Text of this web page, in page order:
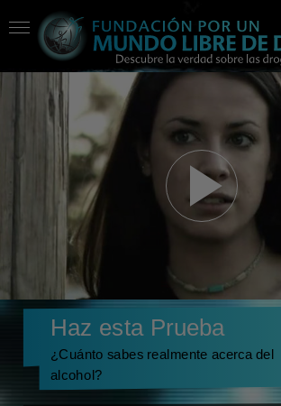
Haz esta Prueba
¿Cuánto sabes realmente acerca del
alcohol?